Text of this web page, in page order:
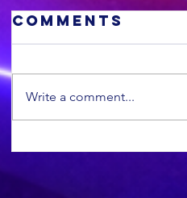
se terugkeer
Comments
Write a comment...